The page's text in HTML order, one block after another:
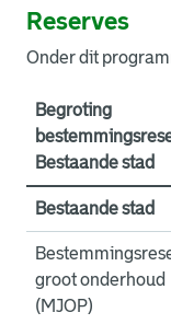
Reserves
Onder dit
Begroting
Bestaande stad
Bestaande stad
groot onderhoud
(MJOP)